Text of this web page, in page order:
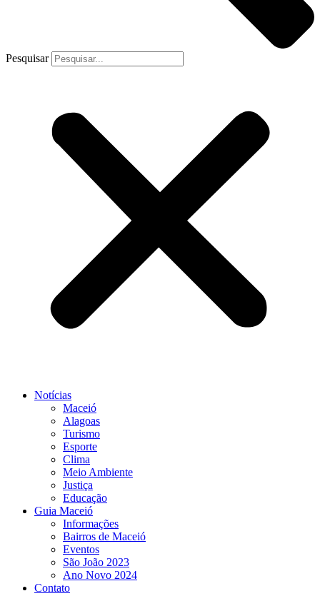
Pesquisar
Notícias
Maceió
Alagoas
Turismo
Esporte
Clima
Meio Ambiente
Justiça
Educação
Guia Maceió
Informações
Bairros de Maceió
Eventos
São João 2023
Ano Novo 2024
Contato